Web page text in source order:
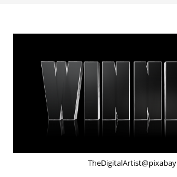
TheDigitalArtist@pixabay